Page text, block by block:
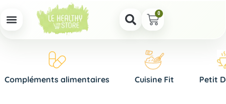
0
Compléments alimentaires Cuisine Fit Petit